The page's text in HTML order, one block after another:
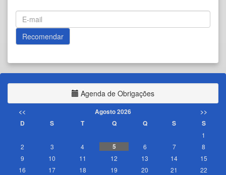
Agenda de Obrigações
<< Agosto 2026
>>
D
S T Q Q S S
1
2
3 4 5 6 7
8
9
10 11 12 13 14
15
16
17 18 19 20 21
22